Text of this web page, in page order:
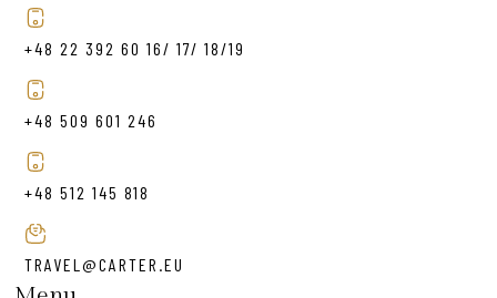
+48 22 392 60 16/ 17/ 18/19
+48 509 601 246
+48 512 145 818
TRAVEL@CARTER.EU